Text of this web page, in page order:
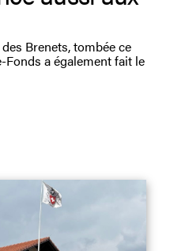
Brenets, tombée ce
Fonds a également fait le